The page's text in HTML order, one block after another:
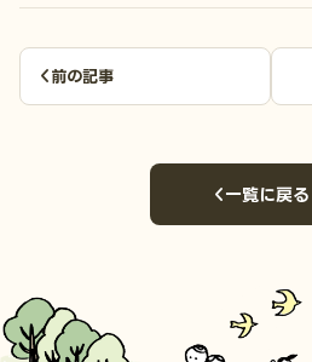
前の記事
一覧に戻る